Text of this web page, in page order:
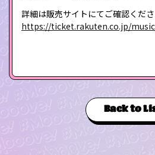
詳細は販売サイトにてご確認くださ
https://ticket.rakuten.co.jp/
Back to